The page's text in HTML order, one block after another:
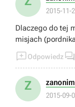
2015-11-
Dlaczego do tej
misjach
Odpowiedz 
Z
2015-09-